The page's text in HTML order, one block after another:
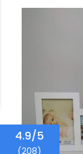
4.9/5
(208)